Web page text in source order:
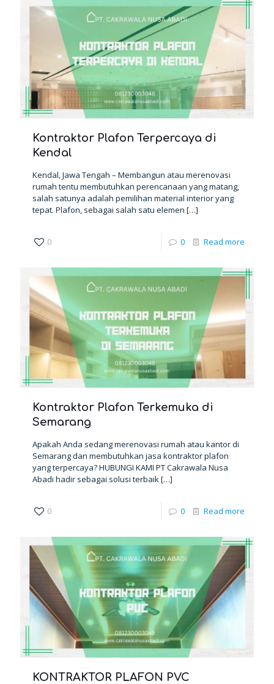
Kontraktor Plafon Terpercaya di
Kendal
Kendal, Jawa Tengah – Membangun atau merenovasi
rumah tentu membutuhkan perencanaan yang matang,
salah satunya adalah pemilihan material interior yang
tepat. Plafon, sebagai salah satu elemen […]
0 0 Read more
Kontraktor Plafon Terkemuka di
Semarang
Apakah Anda sedang merenovasi rumah atau kantor di
Semarang dan membutuhkan jasa kontraktor plafon
yang terpercaya? HUBUNGI KAMI PT Cakrawala Nusa
Abadi hadir sebagai solusi terbaik[…]
0 0 Read more
KONTRAKTOR PLAFON PVC